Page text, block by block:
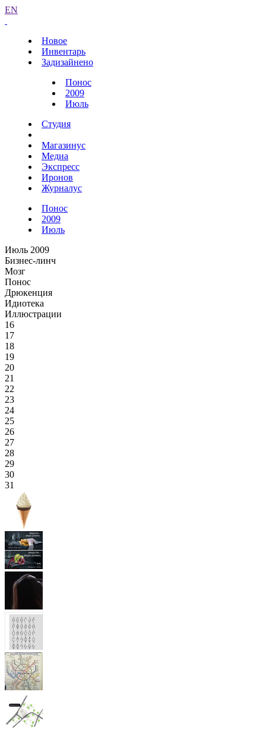
EN
Новое
Инвентарь
Задизайнено
Понос
2009
Июль
Студия
Магазинус
Медиа
Экспресс
Иронов
Журналус
Понос
2009
Июль
Июль 2009
Бизнес-линч
Мозг
Понос
Дрюкенция
Идиотека
Иллюстрации
16
17
18
19
20
21
22
23
24
25
26
27
28
29
30
31